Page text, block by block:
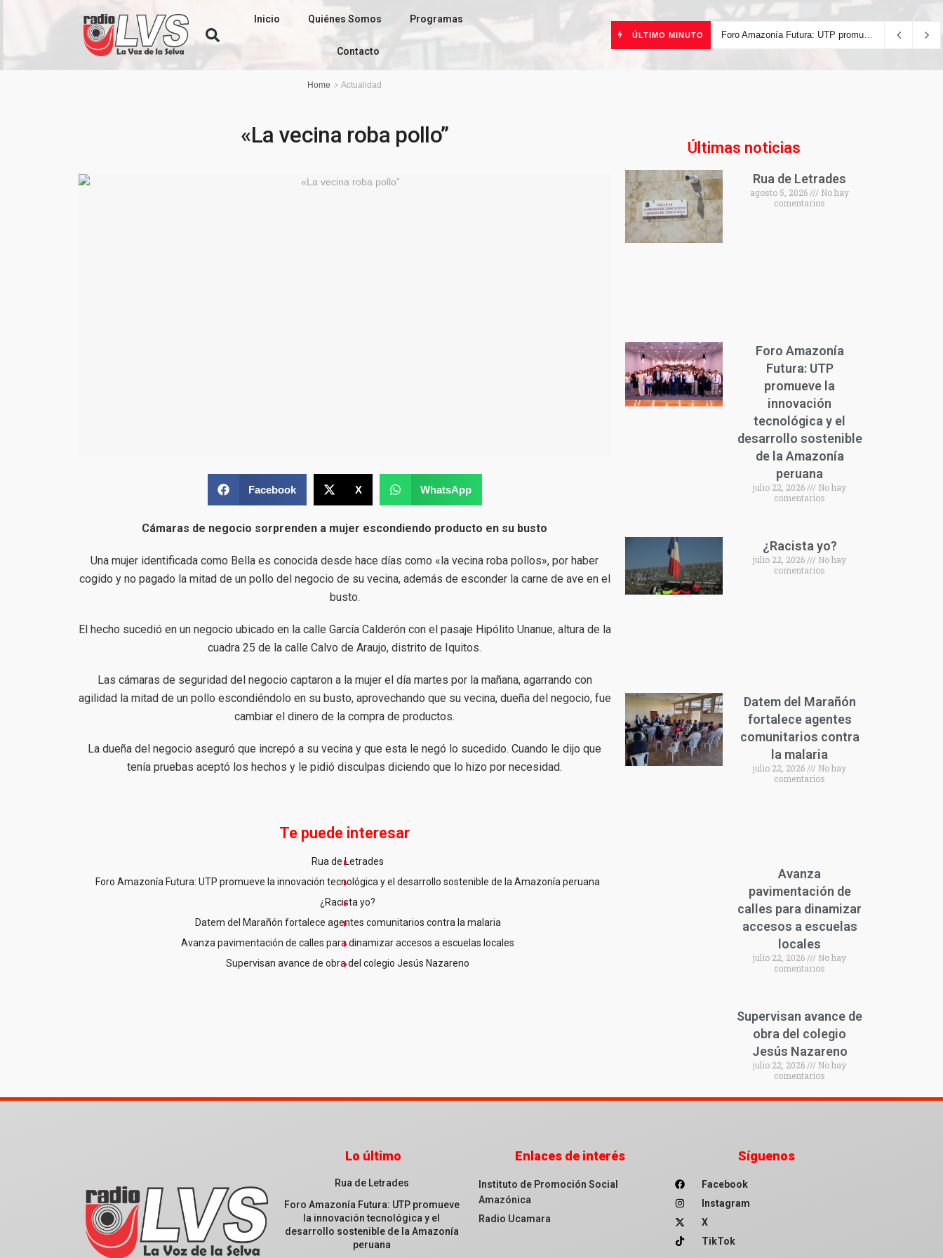
Inicio Quiénes Somos Programas
Contacto
ÚLTIMO MINUTO Foro Amazonía Futura: UTP promueve la innovación tecnológica y el desarrollo sostenible de la Amazonía peruana
Home Actualidad
«La vecina roba pollo”
Facebook X WhatsApp
Cámaras de negocio sorprenden a mujer escondiendo producto en su busto
Una mujer identificada como Bella es conocida desde hace días como «la vecina roba pollos», por haber
cogido y no pagado la mitad de un pollo del negocio de su vecina, además de esconder la carne de ave en el
busto.
El hecho sucedió en un negocio ubicado en la calle García Calderón con el pasaje Hipólito Unanue, altura de la
cuadra 25 de la calle Calvo de Araujo, distrito de Iquitos.
Las cámaras de seguridad del negocio captaron a la mujer el día martes por la mañana, agarrando con
agilidad la mitad de un pollo escondiéndolo en su busto, aprovechando que su vecina, dueña del negocio, fue
cambiar el dinero de la compra de productos.
La dueña del negocio aseguró que increpó a su vecina y que esta le negó lo sucedido. Cuando le dijo que
tenía pruebas aceptó los hechos y le pidió disculpas diciendo que lo hizo por necesidad.
Te puede interesar
Rua de Letrades
Foro Amazonía Futura: UTP promueve la innovación tecnológica y el desarrollo sostenible de la Amazonía peruana
¿Racista yo?
Datem del Marañón fortalece agentes comunitarios contra la malaria
Avanza pavimentación de calles para dinamizar accesos a escuelas locales
Supervisan avance de obra del colegio Jesús Nazareno
Últimas noticias
Rua de Letrades
agosto 5, 2026
No hay
comentarios
Foro Amazonía
Futura: UTP
promueve la
innovación
tecnológica y el
desarrollo sostenible
de la Amazonía
peruana
julio 22, 2026
No hay
comentarios
¿Racista yo?
julio 22, 2026
No hay
comentarios
Datem del Marañón
fortalece agentes
comunitarios contra
la malaria
julio 22, 2026
No hay
comentarios
Avanza
pavimentación de
calles para dinamizar
accesos a escuelas
locales
julio 22, 2026
No hay
comentarios
Supervisan avance de
obra del colegio
Jesús Nazareno
julio 22, 2026
No hay
comentarios
Lo último
Rua de Letrades
Foro Amazonía Futura: UTP promueve
la innovación tecnológica y el
desarrollo sostenible de la Amazonía
peruana
Enlaces de interés
Instituto de Promoción Social
Amazónica
Radio Ucamara
Síguenos
Facebook
Instagram
X
TikTok